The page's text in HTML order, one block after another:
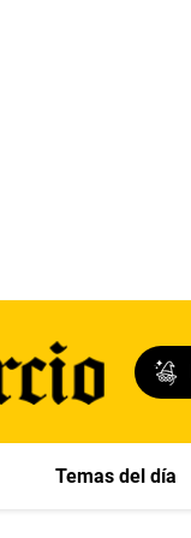
Temas del día